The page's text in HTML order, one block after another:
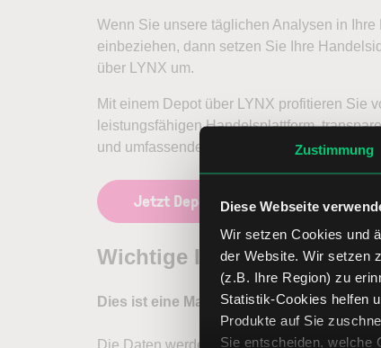
Zustimmung
Diese Webseite
Wir setzen Cookies und
der Website. Wir setzen
(z.B. Ihre Region) zu
Statistik-Cookies helfen
Produkte auf Sie
Sie entscheiden, welche
Wenn Sie unsere täglichen Analysen in Ihre
einbeziehen, dann setzen Sie Ihre
über LYNX um.
Mit einem Depot über LYNX profitieren Sie
leistungsfähigen Handelsplattform,
und umfassendem Kundenservice.
Jetzt Depot eröffnen